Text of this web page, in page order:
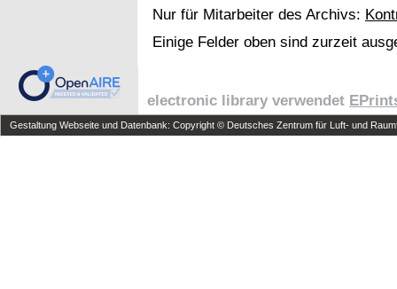
Nur für Mitarbeiter des Archivs:
Einige Felder oben sind zurzeit
electronic library verwendet
Gestaltung Webseite und Datenbank: Copyright © Deutsches Zentrum für Luft- und